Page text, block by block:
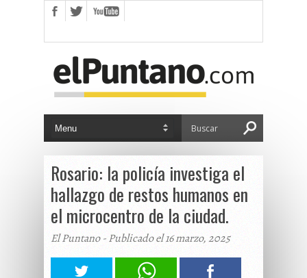
Rosario: la policía investiga el
hallazgo de restos humanos en
el microcentro de la ciudad.
El Puntano - Publicado el 16 marzo, 2025